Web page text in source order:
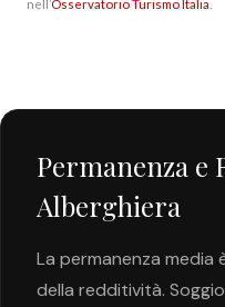
nell’Osservatorio Turismo Italia
Permanenza e
Alberghiera
La permanenza media
della redditività.